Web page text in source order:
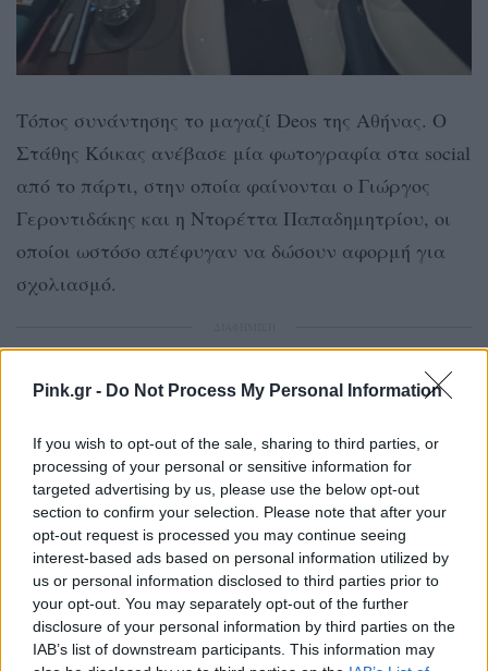
Pink.gr - Do Not Process My Personal Information
If you wish to opt-out of the sale, sharing to third parties, or
processing of your personal or sensitive information for
targeted advertising by us, please use the below opt-out
section to confirm your selection. Please note that after your
opt-out request is processed you may continue seeing
interest-based ads based on personal information utilized by
us or personal information disclosed to third parties prior to
your opt-out. You may separately opt-out of the further
disclosure of your personal information by third parties on the
IAB’s list of downstream participants. This information may
Τόπος συνάντησης το μαγαζί Deos της Αθήνας. Ο
Στάθης Κόικας ανέβασε μία φωτογραφία στα social
από το πάρτι, στην οποία φαίνονται ο Γιώργος
Γεροντιδάκης και η Ντορέττα Παπαδημητρίου, οι
οποίοι ωστόσο απέφυγαν να δώσουν αφορμή για
σχολιασμό.